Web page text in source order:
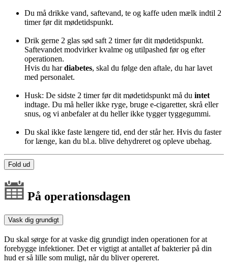
Du må drikke vand, saftevand, te og kaffe uden mælk indtil 2
timer før dit mødetidspunkt.
Drik gerne 2 glas sød saft 2 timer før dit mødetidspunkt.
Saftevandet modvirker kvalme og utilpashed før og efter
operationen.
Hvis du hardiabetes, skal du følge den aftale, du har lavet
med personalet.
Husk: De sidste 2 timer før dit mødetidspunkt må du intet
indtage. Du må heller ikke ryge, bruge e-cigaretter, skrå eller
snus, og vi anbefaler at du heller ikke tygger tyggegummi.
Du skal ikke faste længere tid, end der står her. Hvis du faster
for længe, kan du bl.a. blive dehydreret og opleve ubehag.
Fold ud
På operationsdagen
Vask dig grundigt
Du skal sørge for at vaske dig grundigt inden operationen for at
forebygge infektioner. Det er vigtigt at antallet af bakterier på din
hud er så lille som muligt, når du bliver opereret.